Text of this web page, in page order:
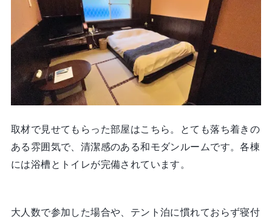
取材で見せてもらった部屋はこちら。とても落ち着きの
ある雰囲気で、清潔感のある和モダンルームです。各棟
には浴槽とトイレが完備されています。
大人数で参加した場合や、テント泊に慣れておらず寝付